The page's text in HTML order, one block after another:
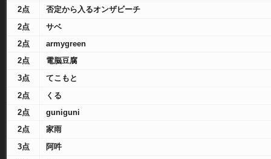
2点
否定から入るオンザビーチ
2点
サベ
2点
armygreen
2点
電脳豆腐
3点
てこもと
2点
くる
2点
guniguni
2点
家雨
3点
阿吽